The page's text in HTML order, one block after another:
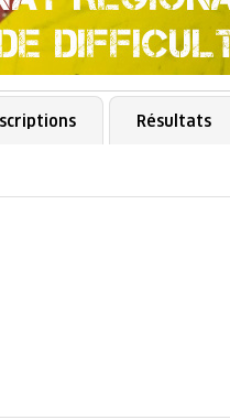
Résultats